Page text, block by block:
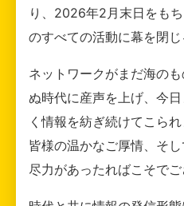
り、2026年2月末日をも
のすべての活動に幕を閉じ
ネットワークがまだ海の
ぬ時代に産声を上げ、今
く情報を紡ぎ続けてこら
皆様の温かなご厚情、そ
尽力があったればこそでご